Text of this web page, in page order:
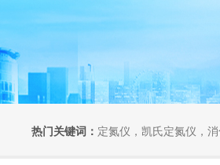
热门关键词： 定氮仪，凯氏定氮仪，消化